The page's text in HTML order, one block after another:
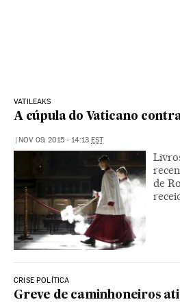
VATILEAKS
A cúpula do Vaticano
| NOV 09, 2015 - 14:13 EST
de
CRISE POLÍTICA
Greve de caminhoneiros